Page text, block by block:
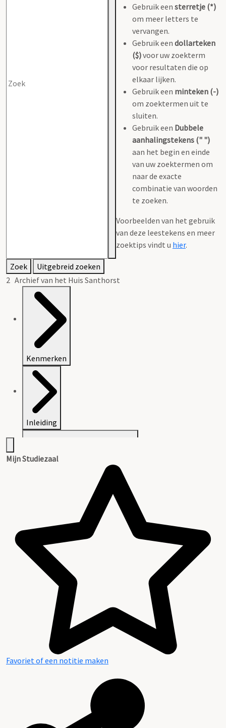
Gebruik een sterretje (*)
om meer letters te
vervangen.
Gebruik een dollarteken
($)voor uw zoekterm
voor resultaten die op
elkaar lijken.
Gebruik een minteken (-)
om zoektermen uit te
sluiten.
Gebruik een Dubbele
aanhalingstekens (" ")
aan het begin en einde
van uw zoektermen om
naar de exacte
combinatie van woorden
te zoeken.
Voorbeelden van het gebruik
van deze leestekens en meer
zoektips vindt u hier.
Zoek
Uitgebreid zoeken
2 Archief van het Huis Santhorst
Kenmerken
Inleiding
Reglement Huisarchief Twickel
Mijn Studiezaal
Favoriet of een notitie maken